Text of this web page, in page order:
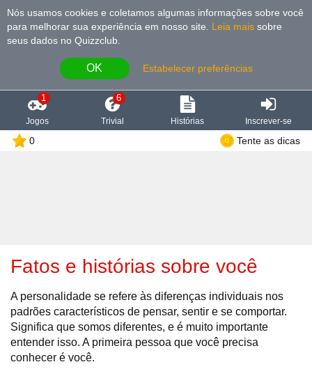
Nós usamos cookies e coletamos algumas informações sobre você
para melhorar sua experiência em nosso site
Leia mais sobre
seus dados no Quizzclub.
OK Estabelecer preferências
1
Jogos
6
Trivial Histórias Inscrever-se
0 Tente as dicas
Fatos e histórias sobre você
A personalidade se refere às diferenças individuais nos
padrões característicos de pensar, sentir e se comportar.
Significa que somos diferentes, e é muito importante
entender isso. A primeira pessoa que você precisa
conhecer é você.